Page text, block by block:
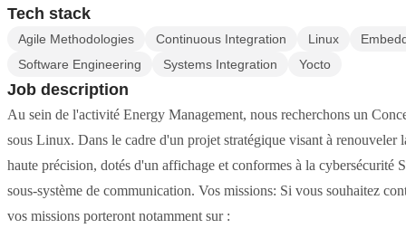
Tech stack
Agile Methodologies Continuous Integration Linux
Software Engineering
Systems Integration Yocto
Job description
Au sein de l'activité Energy Management, nous recherchons un
sous Linux. Dans le cadre d'un projet stratégique visant à
haute précision, dotés d'un affichage et conformes à la
sous-système de communication. Vos missions: Si vous souhaitez
vos missions porteront notamment sur :